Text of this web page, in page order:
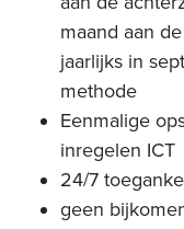
maand aan
jaarlijks in
methode
Eenmalige
inregelen ICT
24/7
geen